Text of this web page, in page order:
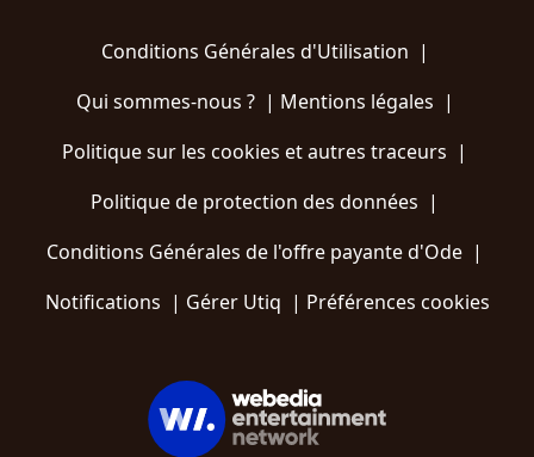
Conditions Générales d'Utilisation |
Qui sommes-nous ?| Mentions légales |
Politique sur les cookies et autres traceurs |
Politique de protection des données |
Conditions Générales de l'offre payante d'Ode |
Notifications | Gérer Utiq | Préférences cookies